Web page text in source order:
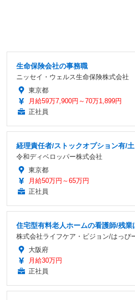
生命保険会社の事務職
ニッセイ・ウェルス生命保険株式会社
東京都
月給59万7,900円～70万1,899円
正社員
経理責任者/ストックオプション有/
令和ディベロッパー株式会社
東京都
月給50万円～65万円
正社員
住宅型有料老人ホームの看護師/残
株式会社ライフケア・ビジョン/はっぴ
大阪府
月給30万円
正社員